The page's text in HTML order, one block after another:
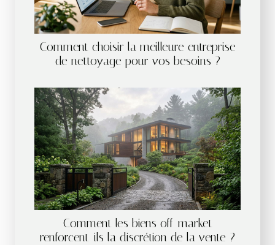
Comment choisir la meilleure entreprise
de nettoyage pour vos besoins ?
Comment les biens off-market
renforcent-ils la discrétion de la vente ?